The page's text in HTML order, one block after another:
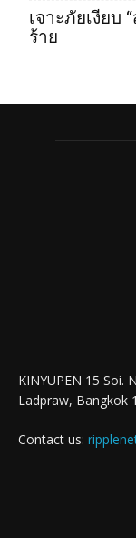
เจาะภัยเงียบ
ร้าย
KINYUPEN 15 Soi.
Ladpraw, Bangkok
Contact us: